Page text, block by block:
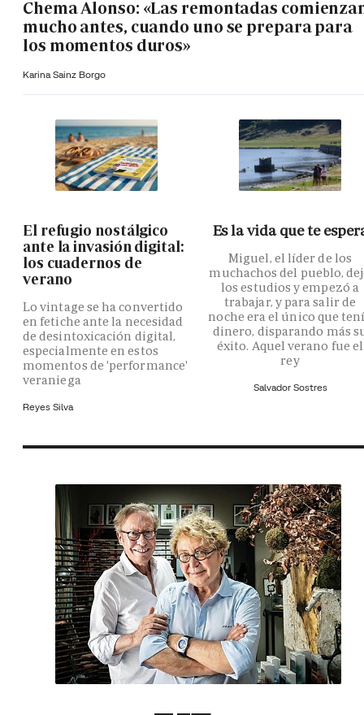
Chema Alonso: «Las remontadas
mucho antes, cuando uno se prepara para
los momentos duros»
Karina Sainz Borgo
El refugio nostálgico
ante la invasión digital:
los cuadernos de
verano
Lo vintage se ha convertido
en fetiche ante la necesidad
de desintoxicación digital,
especialmente en estos
momentos de 'performance'
veraniega
Reyes Silva
Es la vida que te
Miguel, el líder de los
muchachos del pueblo,
los estudios y empezó a
trabajar, y para salir de
noche era el único que
dinero, disparando más
éxito. Aquel verano fue el
rey
Salvador Sostres